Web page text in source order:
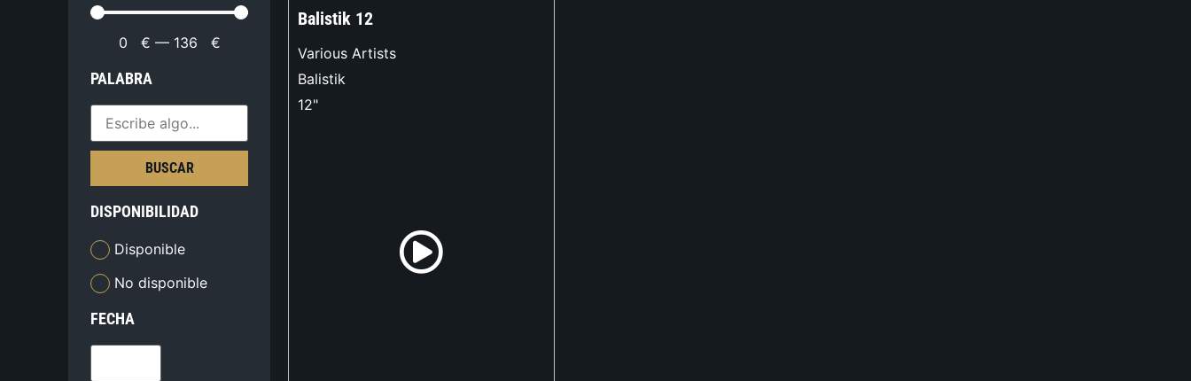
0 € — 136 €
PALABRA
BUSCAR
DISPONIBILIDAD
Disponible
No disponible
FECHA
Balistik 12
Various Artists
Balistik
12"